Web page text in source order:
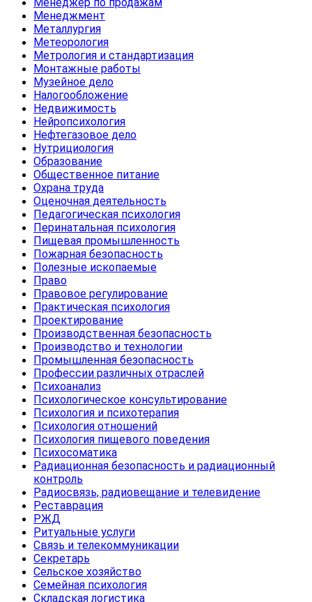
Менеджмент
Металлургия
Метеорология
Метрология и стандартизация
Монтажные работы
Музейное дело
Налогообложение
Недвижимость
Нейропсихология
Нефтегазовое дело
Нутрициология
Образование
Общественное питание
Охрана труда
Оценочная деятельность
Педагогическая психология
Перинатальная психология
Пищевая промышленность
Пожарная безопасность
Полезные ископаемые
Право
Правовое регулирование
Практическая психология
Проектирование
Производственная безопасность
Производство и технологии
Промышленная безопасность
Профессии различных отраслей
Психоанализ
Психологическое консультирование
Психология и психотерапия
Психология отношений
Психология пищевого поведения
Психосоматика
Радиационная безопасность и радиационный
контроль
Радиосвязь, радиовещание и телевидение
Реставрация
РЖД
Ритуальные услуги
Связь и телекоммуникации
Секретарь
Сельское хозяйство
Семейная психология
Складская логистика